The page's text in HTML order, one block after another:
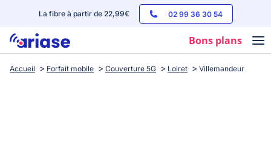
La fibre à partir de 22,99€ 02 99 36 30 54
Bons plans
Box internet
Accueil Forfait mobile Couverture 5G Loiret Villemandeur